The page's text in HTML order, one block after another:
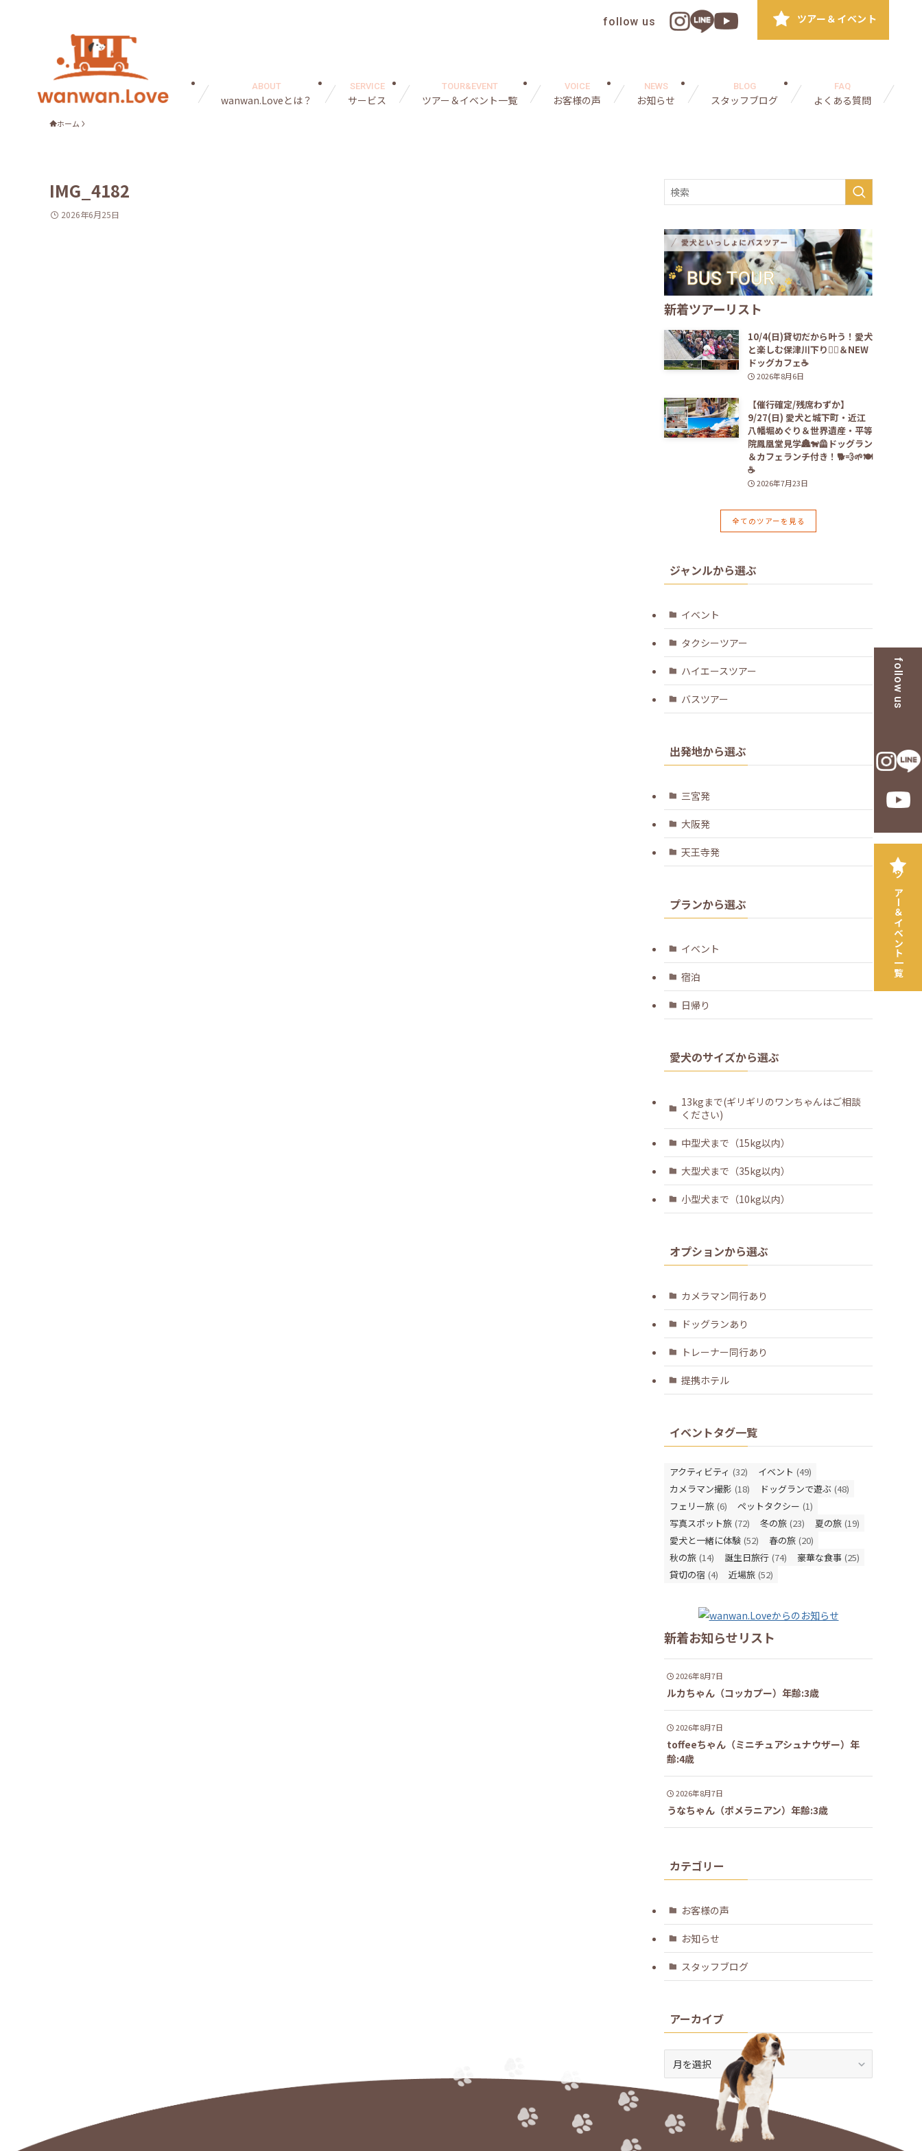
wanwan.Loveとは？
ABOUT
サービス
SERVICE
ツアー＆イベント一覧
TOUR&EVENT
お客様の声
VOICE
お知らせ
NEWS
スタッフブログ
BLOG
よくある質問
FAQ
follow us ツアー＆イベント
follow us
ツアー＆イベント一覧
ホーム
IMG_4182
2026年6月25日
新着ツアーリスト
10/4(日)貸切だから叶う！愛犬
と楽しむ保津川下り🚣‍♀️＆NEW
ドッグカフェ☕️
2026年8月6日
【催行確定/残席わずか】
9/27(日) 愛犬と城下町・近江
八幡堀めぐり＆世界遺産・平等
院鳳凰堂見学🏯🐕‍🦺ドッグラン
＆カフェランチ付き！🐕💨🌱🍽️
☕️
2026年7月23日
全てのツアーを見る
ジャンルから選ぶ
イベント
タクシーツアー
ハイエースツアー
バスツアー
出発地から選ぶ
三宮発
大阪発
天王寺発
プランから選ぶ
イベント
宿泊
日帰り
愛犬のサイズから選ぶ
13kgまで(ギリギリのワンちゃんはご相談
ください)
中型犬まで（15kg以内）
大型犬まで（35kg以内）
小型犬まで（10kg以内）
オプションから選ぶ
カメラマン同行あり
ドッグランあり
トレーナー同行あり
提携ホテル
イベントタグ一覧
アクティビティ (32) イベント (49)
カメラマン撮影 (18) ドッグランで遊ぶ (48)
フェリー旅 (6) ペットタクシー (1)
写真スポット旅 (72) 冬の旅 (23) 夏の旅 (19)
愛犬と一緒に体験 (52) 春の旅 (20)
秋の旅 (14) 誕生日旅行 (74) 豪華な食事 (25)
貸切の宿 (4) 近場旅 (52)
新着お知らせリスト
2026年8月7日
ルカちゃん（コッカプー）年齢:3歳
2026年8月7日
toffeeちゃん（ミニチュアシュナウザー）年
齢:4歳
2026年8月7日
うなちゃん（ポメラニアン）年齢:3歳
カテゴリー
お客様の声
お知らせ
スタッフブログ
アーカイブ
ブ